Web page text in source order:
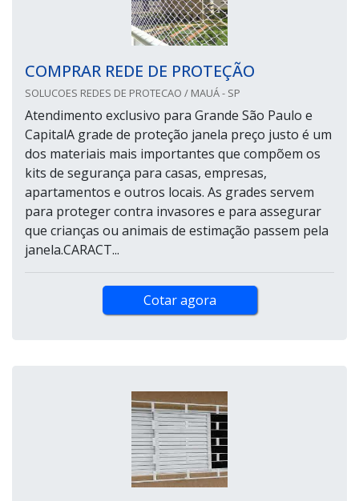
COMPRAR REDE DE PROTEÇÃO
SOLUCOES REDES DE PROTECAO / MAUÁ - SP
Atendimento exclusivo para Grande São Paulo e
CapitalA grade de proteção janela preço justo é um
dos materiais mais importantes que compõem os
kits de segurança para casas, empresas,
apartamentos e outros locais. As grades servem
para proteger contra invasores e para assegurar
que crianças ou animais de estimação passem pela
janela.CARACT...
Cotar agora